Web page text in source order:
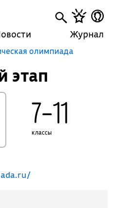
Журнал
олимпиада
этап
7–11
классы